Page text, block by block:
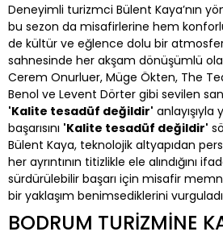
Deneyimli turizmci Bülent Kaya’nın
bu sezon da misafirlerine hem
de kültür ve eğlence dolu bir
sahnesinde her akşam dönüşümlü
Cerem Onurluer, Müge Ökten, The
Benol ve Levent Dörter gibi sevilen
'Kalite tesadüf değildir'
başarısını 'Kalite tesadüf değildir'
Bülent Kaya, teknolojik altyapıdan
her ayrıntının titizlikle ele alındığını
sürdürülebilir başarı için misafir
bir yaklaşım benimsediklerini
BODRUM TURİZMİNE